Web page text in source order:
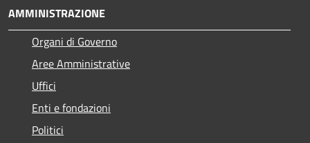
AMMINISTRAZIONE
Organi di Governo
Aree Amministrative
Uffici
Enti e fondazioni
Politici